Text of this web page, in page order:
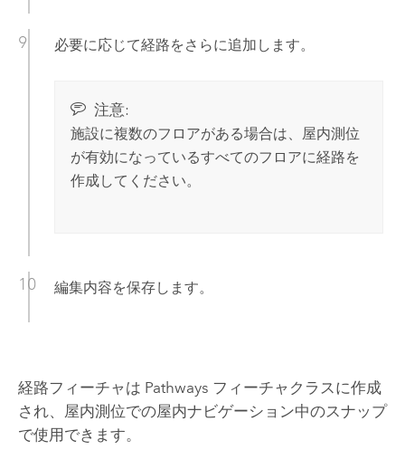
必要に応じて経路をさらに追加します。
注意:
施設に複数のフロアがある場合は、屋内測位
が有効になっているすべてのフロアに経路を
作成してください。
編集内容を保存します。
経路フィーチャは Pathways フィーチャクラスに作成
され、屋内測位での屋内ナビゲーション中のスナップ
で使用できます。